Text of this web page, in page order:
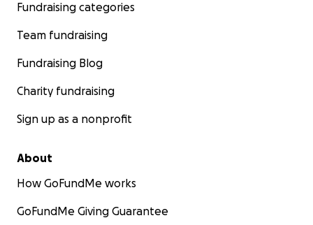
Fundraising categories
Team fundraising
Fundraising Blog
Charity fundraising
Sign up as a nonprofit
About
How GoFundMe works
GoFundMe Giving Guarantee